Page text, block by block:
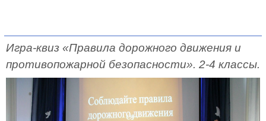
Игра-квиз «Правила дорожного движения и
противопожарной безопасности». 2-4 классы.